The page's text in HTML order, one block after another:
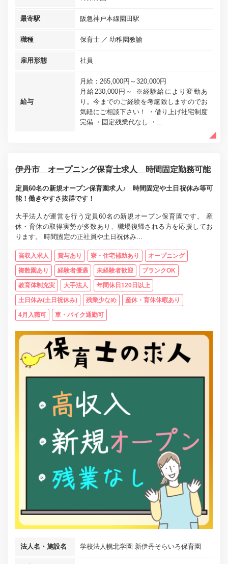
最寄駅 阪急神戸本線園田駅
職種 保育士 幼稚園教諭
雇用形態 社員
給与
月給：265,000円～320,000円
月給230,000円～ ※経験給により変動あ
り。今までのご経験を考慮致しますのでお
気軽にご相談下さい！ ・借り上げ社宅制度
完備 ・固定残業代なし ・...
伊丹市 オープニング保育士求人 時間固定勤務可能
定員60名の新規オープン保育園求人♪ 時間固定や土日祝休み等可
能！働きやすさ抜群です！
大手法人が運営を行う定員60名の新規オープン保育園です。 産
休・育休の取得実勢が多数あり、職場復帰される方を応援してお
ります。 時間固定の正社員や土日祝休み...
高収入求人 賞与あり 寮・住宅補助あり オープニング
複数園あり 経験者優遇 未経験者歓迎 ブランクOK
教育体制充実 大手法人 年間休日120日以上
土日休み(土日祝休み) 残業少なめ 産休・育休休暇あり
4月入職可 車・バイク通勤可
法人名・施設名 学校法人幌北学園 新伊丹そらいろ保育園